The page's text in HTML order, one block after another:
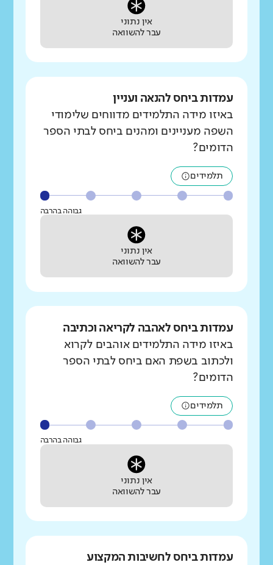
אין נתוני
עבר להשוואה
עמדות ביחס להנאה ועניין
באיזו מידה התלמידים מדווחים שלימודי
השפה מעניינים ומהנים ביחס לבתי הספר
הדומים?
תלמידים
גבוהה בהרבה
אין נתוני
עבר להשוואה
עמדות ביחס לאהבה לקריאה וכתיבה
באיזו מידה התלמידים אוהבים לקרוא
ולכתוב בשפת האם ביחס לבתי הספר
הדומים?
תלמידים
גבוהה בהרבה
אין נתוני
עבר להשוואה
עמדות ביחס לחשיבות המקצוע